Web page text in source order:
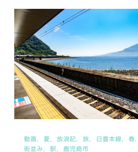
へ
の
動画 夏 放浪記 旅 日豊本線 春
街並み
駅 鹿児島市